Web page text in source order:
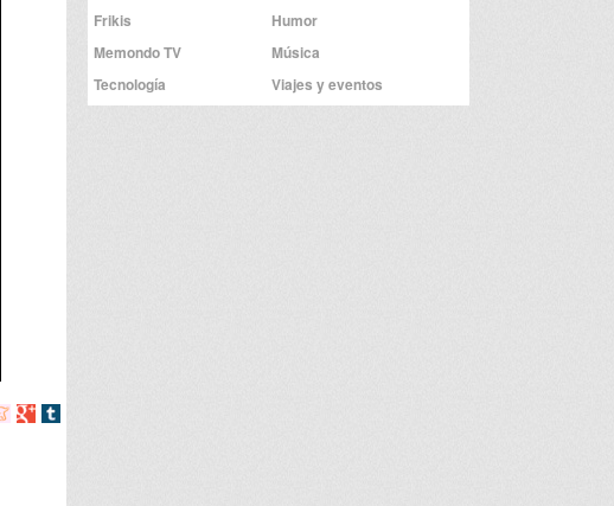
Compartir
Compartir
Compartir
Frikis
Humor
Memondo TV
Música
Tecnología
Viajes y eventos